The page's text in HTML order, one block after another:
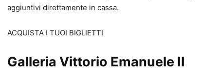
aggiuntivi direttamente in cassa.
ACQUISTA I TUOI BIGLIETTI
Galleria Vittorio Emanuele II